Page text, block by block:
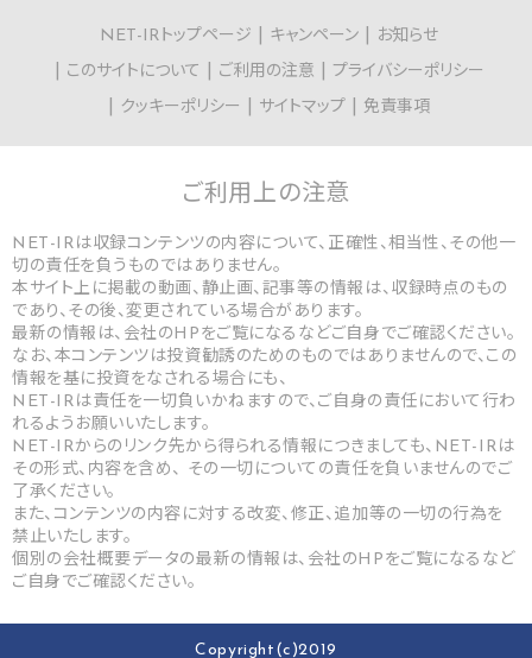
NET-IRトップページ キャンペーン
お知らせ
このサイトについて
ご利用の注意
プライバシーポリシー
クッキーポリシー
サイトマップ 免責事項
ご利用上の注意
NET-IRは収録コンテンツの内容について、正確性、相当性、その他一
切の責任を負うものではありません。
本サイト上に掲載の動画、静止画、記事等の情報は、収録時点のもの
であり、その後、変更されている場合があります。
最新の情報は、会社のHPをご覧になるなどご自身でご確認ください。
なお、本コンテンツは投資勧誘のためのものではありませんので、この
情報を基に投資をなされる場合にも、
NET-IRは責任を一切負いかねますので、ご自身の責任において行わ
れるようお願いいたします。
NET-IRからのリンク先から得られる情報につきましても、NET-IRは
その形式、内容を含め、 その一切についての責任を負いませんのでご
了承ください。
また、コンテンツの内容に対する改変、修正、追加等の一切の行為を
禁止いたします。
個別の会社概要データの最新の情報は、会社のHPをご覧になるなど
ご自身でご確認ください。
Copyright(c)2019